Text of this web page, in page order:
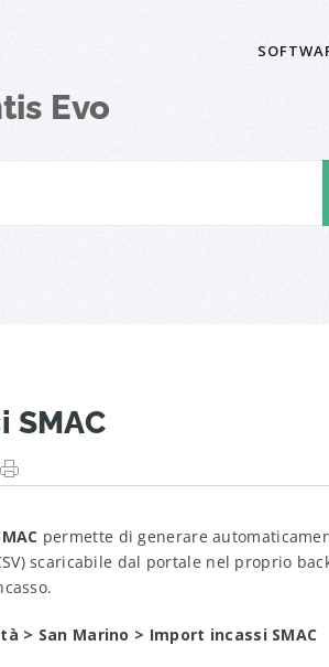
Evo
SMAC
permette di generare
scaricabile dal portale nel proprio
> San Marino > Import incassi SMAC